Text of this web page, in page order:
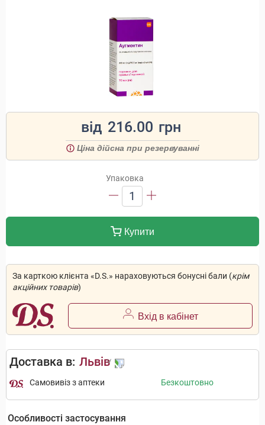
від 216.00 грн
Ціна дійсна при резервуванні
Упаковка
1
Купити
За карткою клієнта «D.S.» нараховуються бонусні бали (крім
акційних товарів)
Вхід в кабінет
Доставка в: Львів
Самовивіз з аптеки Безкоштовно
Особливості застосування